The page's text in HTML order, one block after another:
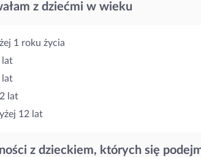
z dziećmi w wieku
1 roku życia
lat
lat
lat
12 lat
z dzieckiem, których się